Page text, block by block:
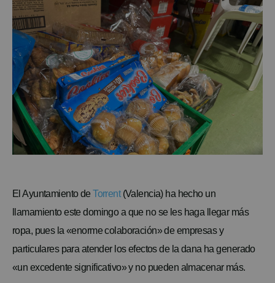
El Ayuntamiento deTorrent(Valencia) ha hecho un
llamamiento este domingo a que no se les haga llegar más
ropa, pues la «enorme colaboración» de empresas y
particulares para atender los efectos de la dana ha generado
«un excedente significativo» y no pueden almacenar más.